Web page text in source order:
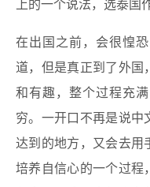
上的一个说法，选泰国
在出国之前，会很惶
道，但是真正到了外国
和有趣，整个过程充
穷。一开口不再是说中
达到的地方，又会去用
培养自信心的一个过程